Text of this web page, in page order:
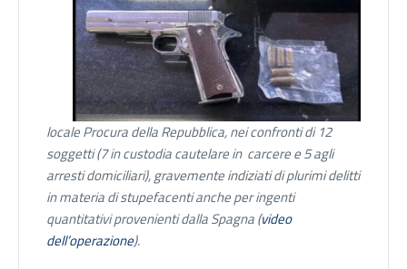
locale Procura della Repubblica, nei confronti di 12
soggetti (7 in custodia cautelare in carcere e 5 agli
arresti domiciliari), gravemente indiziati di plurimi delitti
in materia di stupefacenti anche per ingenti
quantitativi provenienti dalla Spagna (video
dell’operazione).